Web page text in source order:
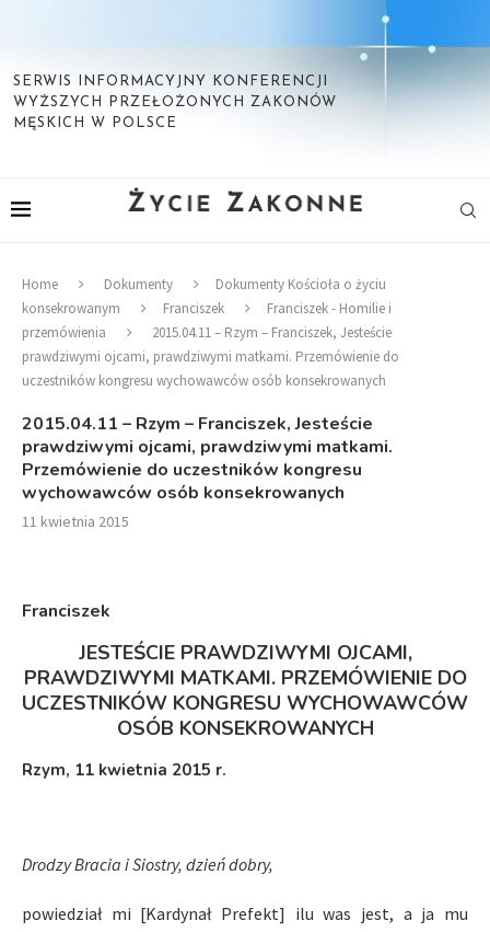
SERWIS INFORMACYJNY KONFERENCJI
WYŻSZYCH PRZEŁOŻONYCH ZAKONÓW
MĘSKICH W POLSCE
Home Dokumenty
Dokumenty Kościoła o życiu
konsekrowanym
Franciszek
Franciszek - Homilie i
przemówienia
2015.04.11 – Rzym – Franciszek, Jesteście
prawdziwymi ojcami, prawdziwymi matkami. Przemówienie do
uczestników kongresu wychowawców osób konsekrowanych
2015.04.11 – Rzym – Franciszek, Jesteście
prawdziwymi ojcami, prawdziwymi matkami.
Przemówienie do uczestników kongresu
wychowawców osób konsekrowanych
11 kwietnia 2015
Franciszek
JESTEŚCIE PRAWDZIWYMI OJCAMI,
PRAWDZIWYMI MATKAMI. PRZEMÓWIENIE DO
UCZESTNIKÓW KONGRESU WYCHOWAWCÓW
OSÓB KONSEKROWANYCH
Rzym, 11 kwietnia 2015 r.
Drodzy Bracia i Siostry, dzień dobry,
powiedział mi [Kardynał Prefekt] ilu was jest, a ja mu